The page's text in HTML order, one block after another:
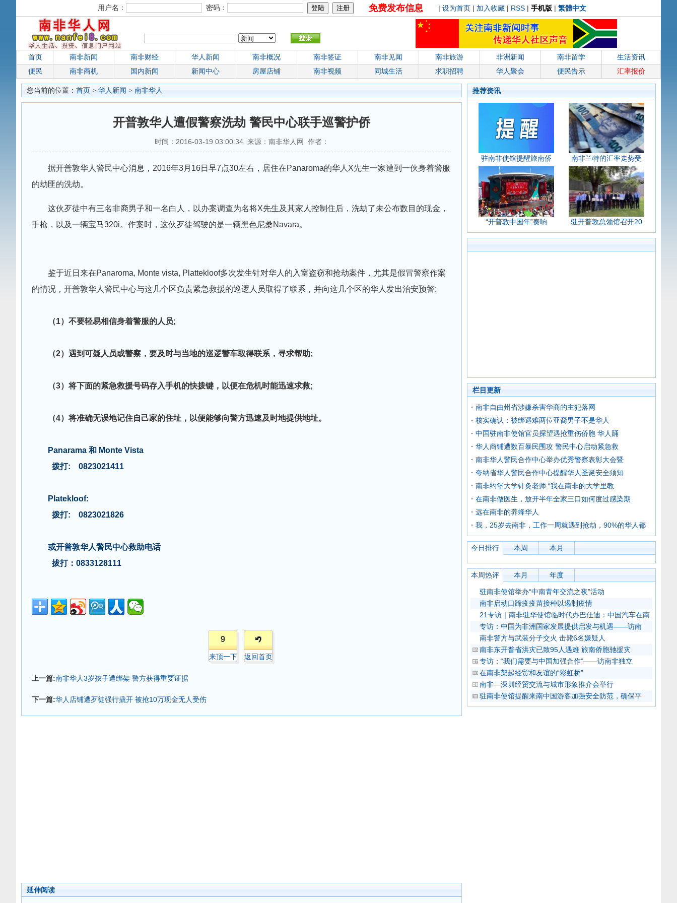
用户名： 密码： 免费发布信息 | 设为首页 | 加入收藏 | RSS | 手机版 | 繁體中文
首页 南非新闻 南非财经 华人新闻 南非概况 南非签证 南非见闻 南非旅游 非洲新闻 南非留学
生活资讯
便民
南非商机 国内新闻 新闻中心 房屋店铺 南非视频 同城生活 求职招聘 华人聚会 便民告示 汇率报价
您当前的位置： 首页 > 华人新闻 > 南非华人
开普敦华人遭假警察洗劫 警民中心联手巡警护侨
时间：2016-03-19 03:00:34 来源：南非华人网 作者：
据开普敦华人警民中心消息，2016年3月16日早7点30左右，居住在Panaroma的华人X先生一家遭到一伙身着警服
的劫匪的洗劫。
这伙歹徒中有三名非裔男子和一名白人，以办案调查为名将X先生及其家人控制住后，洗劫了未公布数目的现金，
手枪，以及一辆宝马320i。作案时，这伙歹徒驾驶的是一辆黑色尼桑Navara。
鉴于近日来在Panaroma, Monte vista, Plattekloof多次发生针对华人的入室盗窃和抢劫案件，尤其是假冒警察作案
的情况，开普敦华人警民中心与这几个区负责紧急救援的巡逻人员取得了联系，并向这几个区的华人发出治安预警:
（1）不要轻易相信身着警服的人员;
（2）遇到可疑人员或警察，要及时与当地的巡逻警车取得联系，寻求帮助;
（3）将下面的紧急救援号码存入手机的快拨键，以便在危机时能迅速求救;
（4）将准确无误地记住自己家的住址，以便能够向警方迅速及时地提供地址。
Panarama 和 Monte Vista
拨打: 0823021411
Platekloof:
拨打: 0823021826
或开普敦华人警民中心救助电话
拔打：0833128111
9
来顶一下 返回首页
上一篇:南非华人3岁孩子遭绑架 警方获得重要证据
下一篇:华人店铺遭歹徒强行撬开 被抢10万现金无人受伤
延伸阅读
推荐资讯
驻南非使馆提醒旅南侨 南非兰特的汇率走势受
“开普敦中国年”奏响 驻开普敦总领馆召开20
栏目更新
南非自由州省涉嫌杀害华商的主犯落网
核实确认：被绑遇难两位亚裔男子不是华人
中国驻南非使馆官员探望遇抢重伤侨胞 华人踊
华人商铺遭数百暴民围攻 警民中心启动紧急救
南非华人警民合作中心举办优秀警察表彰大会暨
夸纳省华人警民合作中心提醒华人圣诞安全须知
南非约堡大学针灸老师:“我在南非的大学里教
在南非做医生，放开半年全家三口如何度过感染期
远在南非的养蜂华人
我，25岁去南非，工作一周就遇到抢劫，90%的华人都
今日排行 本周 本月
本周热评 本月 年度
驻南非使馆举办“中南青年交流之夜”活动
南非启动口蹄疫疫苗接种以遏制疫情
21专访｜南非驻华使馆临时代办巴仕迪：中国汽车在南
专访：中国为非洲国家发展提供启发与机遇——访南
南非警方与武装分子交火 击毙6名嫌疑人
南非东开普省洪灾已致95人遇难 旅南侨胞驰援灾
专访：“我们需要与中国加强合作”——访南非独立
在南非架起经贸和友谊的“彩虹桥”
南非—深圳经贸交流与城市形象推介会举行
驻南非使馆提醒来南中国游客加强安全防范，确保平